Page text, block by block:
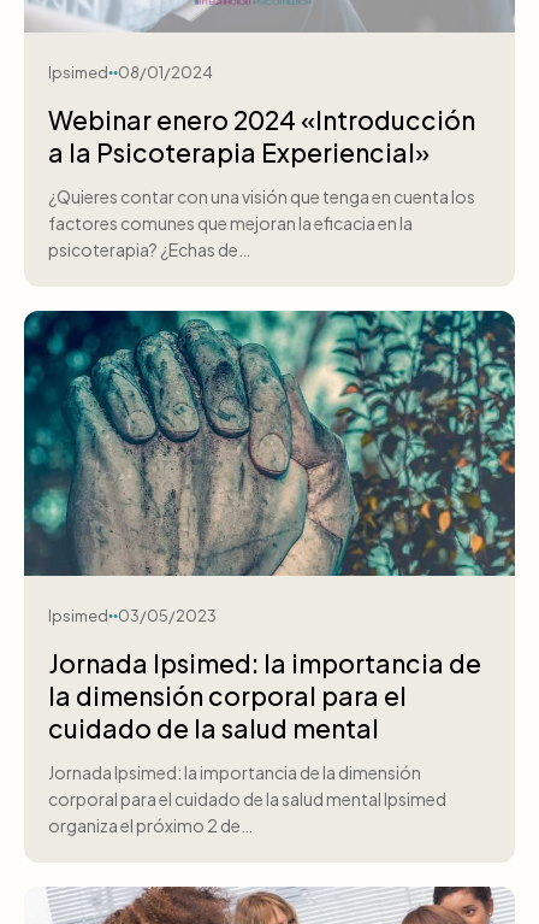
Ipsimed 08/01/2024
Webinar enero 2024 «Introducción
a la Psicoterapia Experiencial»
¿Quieres contar con una visión que tenga en cuenta los
factores comunes que mejoran la eficacia en la
psicoterapia? ¿Echas de…
Ipsimed 03/05/2023
Jornada Ipsimed: la importancia de
la dimensión corporal para el
cuidado de la salud mental
Jornada Ipsimed: la importancia de la dimensión
corporal para el cuidado de la salud mental Ipsimed
organiza el próximo 2 de…